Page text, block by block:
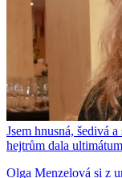
Jsem hnusná, šedivá
hejtrům dala
Olga Menzelová si z